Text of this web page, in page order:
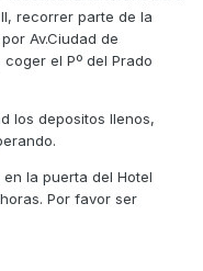
recorrer parte de la
Av.Ciudad de
el Pº del Prado
los depositos llenos,
la puerta del Hotel
horas. Por favor ser